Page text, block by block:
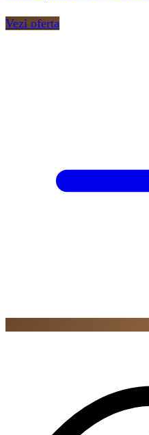
Vezi oferta